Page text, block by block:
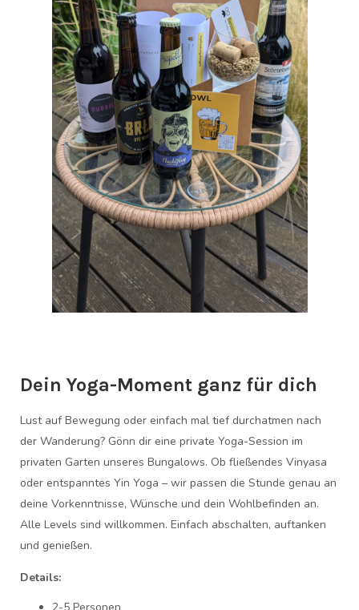
Dein Yoga-Moment ganz für dich
Lust auf Bewegung oder einfach mal tief durchatmen nach
der Wanderung? Gönn dir eine private Yoga-Session im
privaten Garten unseres Bungalows. Ob fließendes Vinyasa
oder entspanntes Yin Yoga – wir passen die Stunde genau an
deine Vorkenntnisse, Wünsche und dein Wohlbefinden an.
Alle Levels sind willkommen. Einfach abschalten, auftanken
und genießen.
Details: